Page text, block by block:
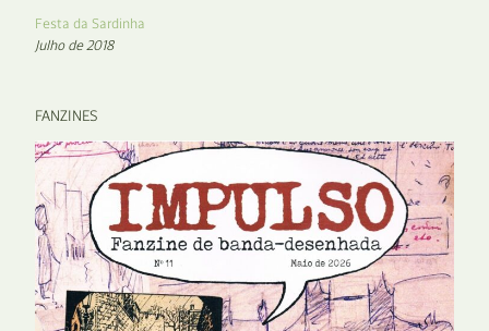
Festa da Sardinha
Julho de 2018
FANZINES